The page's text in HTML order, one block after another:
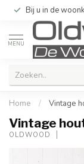
Bij u in de
MENU
Home / Vintage
Vintage
OLDWOOD